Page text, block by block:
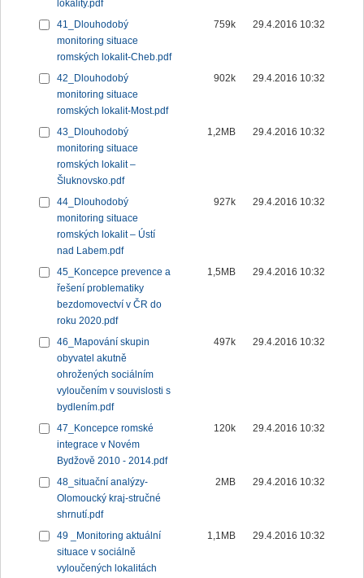
lokality.pdf
41_Dlouhodobý
monitoring situace
romských lokalit-Cheb.pdf
759k 29.4.2016 10:32
42_Dlouhodobý
monitoring situace
romských lokalit-Most.pdf
902k 29.4.2016 10:32
43_Dlouhodobý
monitoring situace
romských lokalit –
Šluknovsko.pdf
1,2MB 29.4.2016 10:32
44_Dlouhodobý
monitoring situace
romských lokalit – Ústí
nad Labem.pdf
927k 29.4.2016 10:32
45_Koncepce prevence a
řešení problematiky
bezdomovectví v ČR do
roku 2020.pdf
1,5MB 29.4.2016 10:32
46_Mapování skupin
obyvatel akutně
ohrožených sociálním
vyloučením v souvislosti s
bydlením.pdf
497k 29.4.2016 10:32
47_Koncepce romské
integrace v Novém
Bydžově 2010 - 2014.pdf
120k 29.4.2016 10:32
48_situační analýzy-
Olomoucký kraj-stručné
shrnutí.pdf
2MB 29.4.2016 10:32
49 _Monitoring aktuální
situace v sociálně
vyloučených lokalitách
1,1MB 29.4.2016 10:32